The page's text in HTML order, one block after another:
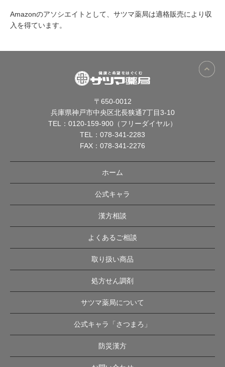
Amazonのアソシエイトとして、サツマ薬局は適格販売により収
入を得ています。
〒650-0012
兵庫県神戸市中央区北長狭通7丁目3-10
TEL： 0120-159-900（フリーダイヤル）
TEL： 078-341-2283
FAX：078-341-2276
ホーム
公式キャラ
漢方相談
よくあるご相談
取り扱い商品
処方せん調剤
サツマ薬局について
公式キャラ「さつまろ」
防災漢方